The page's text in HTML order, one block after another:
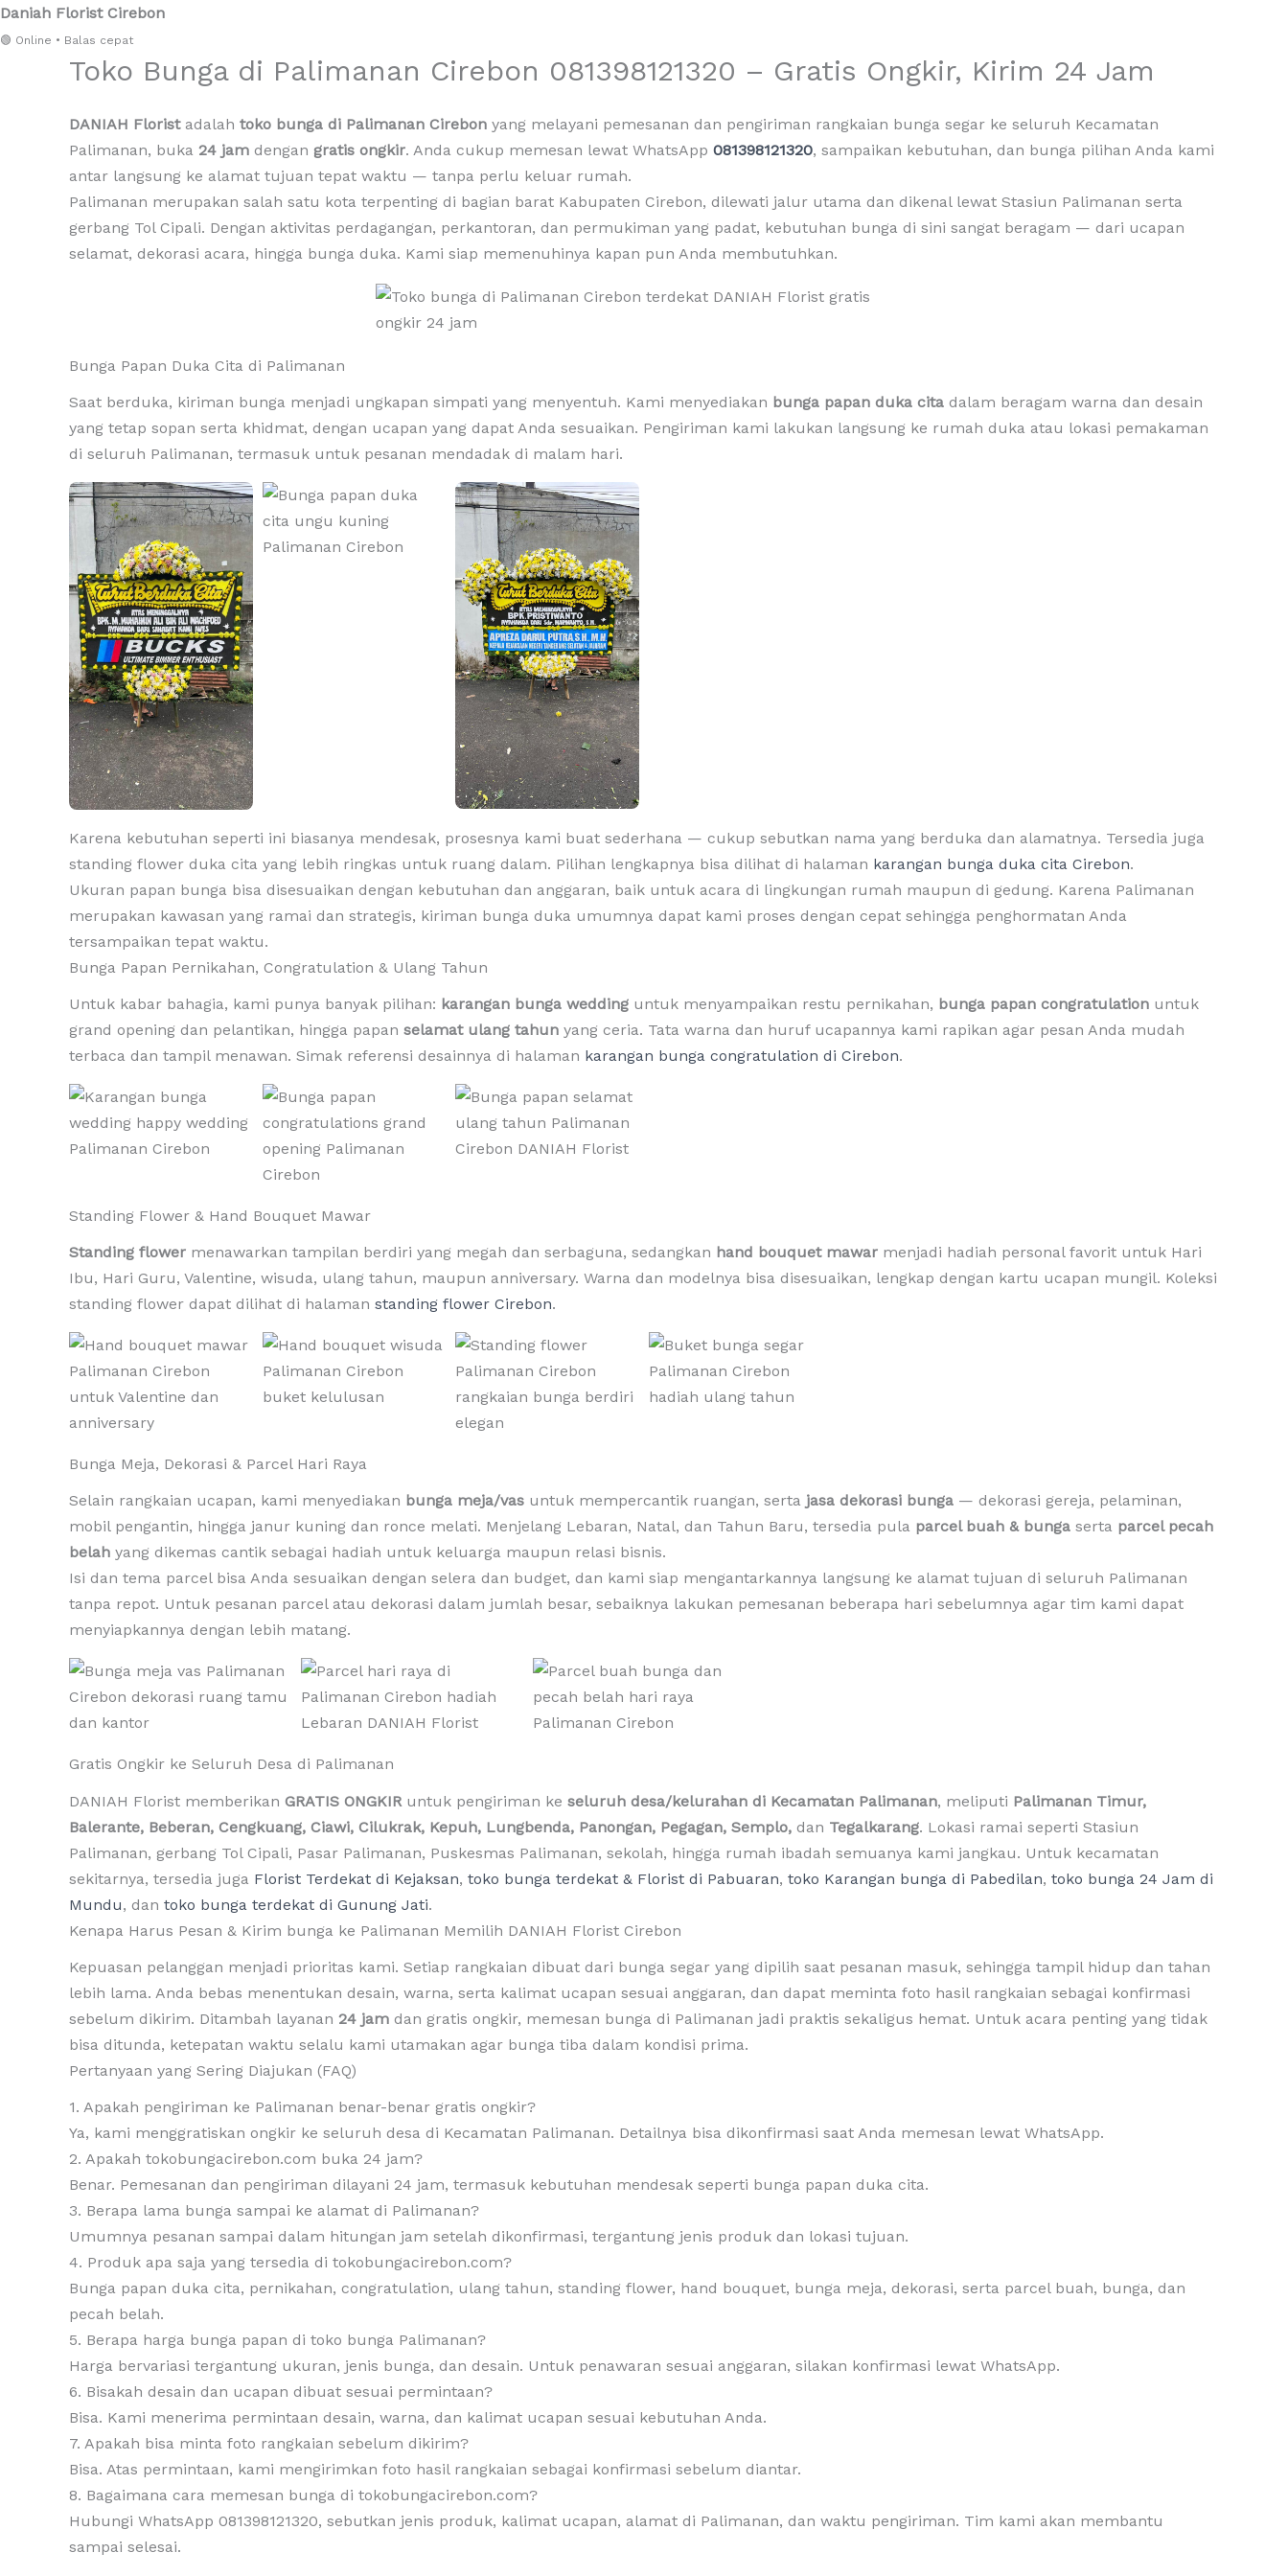
Daniah Florist Cirebon
🟢 Online • Balas cepatLewati
ke
Toko Bunga di Palimanan Cirebon 081398121320 – Gratis Ongkir, Kirim 24 Jam
DANIAH Floristadalah toko bunga di Palimanan Cirebon yang melayani pemesanan dan pengiriman rangkaian bunga segar ke seluruh Kecamatan
Palimanan, buka 24 jam dengan gratis ongkir. Anda cukup memesan lewat WhatsApp 081398121320, sampaikan kebutuhan, dan bunga pilihan Anda kami
antar langsung ke alamat tujuan tepat waktu — tanpa perlu keluar rumah.
Palimanan merupakan salah satu kota terpenting di bagian barat Kabupaten Cirebon, dilewati jalur utama dan dikenal lewat Stasiun Palimanan serta
gerbang Tol Cipali. Dengan aktivitas perdagangan, perkantoran, dan permukiman yang padat, kebutuhan bunga di sini sangat beragam — dari ucapan
selamat, dekorasi acara, hingga bunga duka. Kami siap memenuhinya kapan pun Anda membutuhkan.
Bunga Papan Duka Cita di Palimanan
Saat berduka, kiriman bunga menjadi ungkapan simpati yang menyentuh. Kami menyediakan bunga papan duka cita dalam beragam warna dan desain
yang tetap sopan serta khidmat, dengan ucapan yang dapat Anda sesuaikan. Pengiriman kami lakukan langsung ke rumah duka atau lokasi pemakaman
di seluruh Palimanan, termasuk untuk pesanan mendadak di malam hari.
Karena kebutuhan seperti ini biasanya mendesak, prosesnya kami buat sederhana — cukup sebutkan nama yang berduka dan alamatnya. Tersedia juga
standing flower duka cita yang lebih ringkas untuk ruang dalam. Pilihan lengkapnya bisa dilihat di halaman karangan bunga duka cita Cirebon.
Ukuran papan bunga bisa disesuaikan dengan kebutuhan dan anggaran, baik untuk acara di lingkungan rumah maupun di gedung. Karena Palimanan
merupakan kawasan yang ramai dan strategis, kiriman bunga duka umumnya dapat kami proses dengan cepat sehingga penghormatan Anda
tersampaikan tepat waktu.
Bunga Papan Pernikahan, Congratulation & Ulang Tahun
Untuk kabar bahagia, kami punya banyak pilihan: karangan bunga wedding untuk menyampaikan restu pernikahan, bunga papan congratulation untuk
grand opening dan pelantikan, hingga papan selamat ulang tahun yang ceria. Tata warna dan huruf ucapannya kami rapikan agar pesan Anda mudah
terbaca dan tampil menawan. Simak referensi desainnya di halaman karangan bunga congratulation di Cirebon.
Standing Flower & Hand Bouquet Mawar
Standing flower menawarkan tampilan berdiri yang megah dan serbaguna, sedangkan hand bouquet mawar menjadi hadiah personal favorit untuk Hari
Ibu, Hari Guru, Valentine, wisuda, ulang tahun, maupun anniversary. Warna dan modelnya bisa disesuaikan, lengkap dengan kartu ucapan mungil. Koleksi
standing flower dapat dilihat di halaman standing flower Cirebon.
Bunga Meja, Dekorasi & Parcel Hari Raya
Selain rangkaian ucapan, kami menyediakan bunga meja/vas untuk mempercantik ruangan, serta jasa dekorasi bunga — dekorasi gereja, pelaminan,
mobil pengantin, hingga janur kuning dan ronce melati. Menjelang Lebaran, Natal, dan Tahun Baru, tersedia pula parcel buah & bunga serta parcel pecah
belah yang dikemas cantik sebagai hadiah untuk keluarga maupun relasi bisnis.
Isi dan tema parcel bisa Anda sesuaikan dengan selera dan budget, dan kami siap mengantarkannya langsung ke alamat tujuan di seluruh Palimanan
tanpa repot. Untuk pesanan parcel atau dekorasi dalam jumlah besar, sebaiknya lakukan pemesanan beberapa hari sebelumnya agar tim kami dapat
menyiapkannya dengan lebih matang.
Gratis Ongkir ke Seluruh Desa di Palimanan
DANIAH Florist memberikan GRATIS ONGKIR untuk pengiriman ke seluruh desa/kelurahan di Kecamatan Palimanan, meliputi Palimanan Timur,
Balerante, Beberan, Cengkuang, Ciawi, Cilukrak, Kepuh, Lungbenda, Panongan, Pegagan, Semplo, dan Tegalkarang. Lokasi ramai seperti Stasiun
Palimanan, gerbang Tol Cipali, Pasar Palimanan, Puskesmas Palimanan, sekolah, hingga rumah ibadah semuanya kami jangkau. Untuk kecamatan
sekitarnya, tersedia juga Florist Terdekat di Kejaksan, toko bunga terdekat & Florist di Pabuaran, toko Karangan bunga di Pabedilan, toko bunga 24 Jam di
Mundu, dan toko bunga terdekat di Gunung Jati.
Kenapa Harus Pesan & Kirim bunga ke Palimanan Memilih DANIAH Florist Cirebon
Kepuasan pelanggan menjadi prioritas kami. Setiap rangkaian dibuat dari bunga segar yang dipilih saat pesanan masuk, sehingga tampil hidup dan tahan
lebih lama. Anda bebas menentukan desain, warna, serta kalimat ucapan sesuai anggaran, dan dapat meminta foto hasil rangkaian sebagai konfirmasi
sebelum dikirim. Ditambah layanan 24 jam dan gratis ongkir, memesan bunga di Palimanan jadi praktis sekaligus hemat. Untuk acara penting yang tidak
bisa ditunda, ketepatan waktu selalu kami utamakan agar bunga tiba dalam kondisi prima.
Pertanyaan yang Sering Diajukan (FAQ)
1. Apakah pengiriman ke Palimanan benar-benar gratis ongkir?
Ya, kami menggratiskan ongkir ke seluruh desa di Kecamatan Palimanan. Detailnya bisa dikonfirmasi saat Anda memesan lewat WhatsApp.
2. Apakah tokobungacirebon.com buka 24 jam?
Benar. Pemesanan dan pengiriman dilayani 24 jam, termasuk kebutuhan mendesak seperti bunga papan duka cita.
3. Berapa lama bunga sampai ke alamat di Palimanan?
Umumnya pesanan sampai dalam hitungan jam setelah dikonfirmasi, tergantung jenis produk dan lokasi tujuan.
4. Produk apa saja yang tersedia di tokobungacirebon.com?
Bunga papan duka cita, pernikahan, congratulation, ulang tahun, standing flower, hand bouquet, bunga meja, dekorasi, serta parcel buah, bunga, dan
pecah belah.
5. Berapa harga bunga papan di toko bunga Palimanan?
Harga bervariasi tergantung ukuran, jenis bunga, dan desain. Untuk penawaran sesuai anggaran, silakan konfirmasi lewat WhatsApp.
6. Bisakah desain dan ucapan dibuat sesuai permintaan?
Bisa. Kami menerima permintaan desain, warna, dan kalimat ucapan sesuai kebutuhan Anda.
7. Apakah bisa minta foto rangkaian sebelum dikirim?
Bisa. Atas permintaan, kami mengirimkan foto hasil rangkaian sebagai konfirmasi sebelum diantar.
8. Bagaimana cara memesan bunga di tokobungacirebon.com?
Hubungi WhatsApp 081398121320, sebutkan jenis produk, kalimat ucapan, alamat di Palimanan, dan waktu pengiriman. Tim kami akan membantu
sampai selesai.